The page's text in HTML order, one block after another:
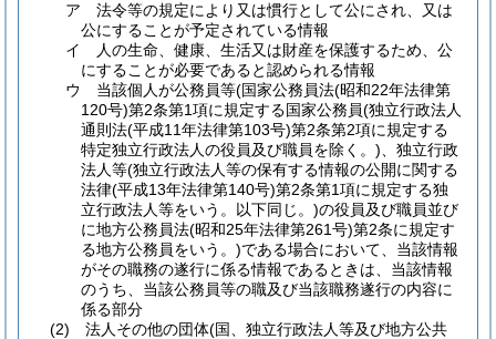
ア
法令等の規定により又は慣行として公にされ、又は
公にすることが予定されている情報
イ
人の生命、健康、生活又は財産を保護するため、公
にすることが必要であると認められる情報
ウ
当該個人が公務員等(国家公務員法(昭和22年法律第
120号)第2条第1項に規定する国家公務員(独立行政法人
通則法(平成11年法律第103号)第2条第2項に規定する
特定独立行政法人の役員及び職員を除く。) 、独立行政
法人等(独立行政法人等の保有する情報の公開に関する
法律(平成13年法律第140号)第2条第1項に規定する独
立行政法人等をいう。以下同じ。)の役員及び職員並び
に地方公務員法(昭和25年法律第261号)第2条に規定す
る地方公務員をいう。)である場合において、当該情報
がその職務の遂行に係る情報であるときは、当該情報
のうち、当該公務員等の職及び当該職務遂行の内容に
係る部分
(2)
法人その他の団体(国、独立行政法人等及び地方公共